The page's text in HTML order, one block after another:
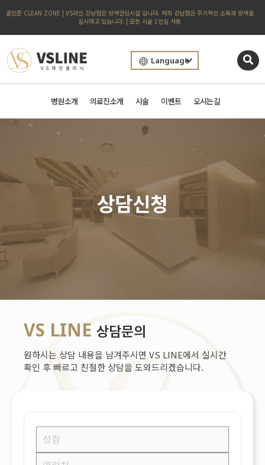
클린존 CLEAN ZONE | VS라인 강남점은 방역안심시설 입니다. 저희 강남점은 주기적인 소독과 방역을
실시하고 있습니다. | 모든 시술 1인실 사용
Language
병원소개 의료진소개 시술 이벤트 오시는길
상담신청
VS LINE 상담문의
원하시는 상담 내용을 남겨주시면 VS LINE에서 실시간
확인 후 빠르고 친절한 상담을 도와드리겠습니다.